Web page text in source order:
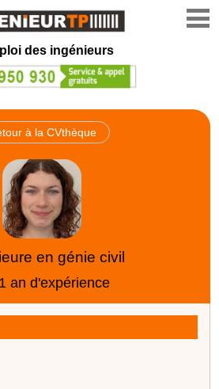
des ingénieurs
à la CVthèque
en génie civil
an d'expérience